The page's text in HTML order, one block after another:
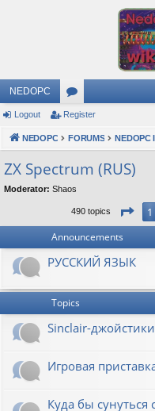
NEDOPC
or
u
s
Logout Register
NEDOPC FORUMS NEDOPC
ZX Spectrum (RUS)
Moderator: Shaos
490 topics Page
1
Announcements
РУССКИЙ ЯЗЫК
Topics
Sinclair-
Игровая
Куда бы сунуться